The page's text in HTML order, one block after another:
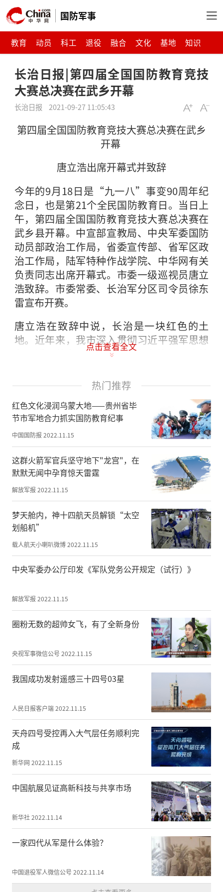
国防军事
教育 动员 科工 退役 融合 文化 基地 知识
长治日报|第四届全国国防教育竞技
大赛总决赛在武乡开幕
长治日报 2021-09-27 11:05:43
第四届全国国防教育竞技大赛总决赛在武乡
开幕
唐立浩出席开幕式并致辞
今年的9月18日是“九一八”事变90周年纪
念日，也是第21个全民国防教育日。当日上
午，第四届全国国防教育竞技大赛总决赛在
武乡县开幕。中宣部宣教局、中央军委国防
动员部政治工作局，省委宣传部、省军区政
治工作局，陆军特种作战学院、中华网有关
负责同志出席开幕式。市委一级巡视员唐立
浩致辞。市委常委、长治军分区司令员徐东
雷宣布开赛。
唐立浩在致辞中说，长治是一块红色的土
地。近年来，我市深入贯彻习近平强军思想
和习近平总书记关于“用好红色资源，赓续
神，牢记习近平总书记视察武乡时提出
的“一定要发扬好太行精神，一定要把《在
太行山上》再唱响”的谆谆教诲，深入挖掘
红色资源，大力弘扬太行精神，传承红色基
因，积极开展以爱国主义为核心的国防教育
和形势战备教育，着力打造具有鲜明特色的
国防教育“长治品牌”。他表示，我市将以
此次比赛为契机，进一步强化政治担当、使
命担当、责任担当，全力支持国防和军队建
设，为国防教育事业高质量发展、实现伟大
的强军梦和中国梦作出新的更大贡献。
本届大赛是今年“永远跟党走”群众性国防
教育活动之一，主题为“迈向强国新征程军
位优势资源打造，是一项国家级权威全民国
防教育竞技品牌赛事。比赛以射击竞技为
主，展示参赛选手个人和团体的综合国防技
能，通过排名赛、淘汰赛等多种形式决出年
度“中华枪王”“花木兰”“中华小枪
王”“小花木兰”等个人优胜选手以及团体
优胜战队。
开幕仪式结束后，与会嘉宾共同参观了武乡
八路军太行纪念馆。
点击查看全文
热门推荐
红色文化浸润乌蒙大地——贵州省毕
节市军地合力抓实国防教育纪事
中国国防报 2022.11.15
这群火箭军官兵坚守地下"龙宫"，在
默默无闻中孕育惊天雷霆
解放军报 2022.11.15
梦天舱内，神十四航天员解锁“太空
划船机”
载人航天小喇叭微博2022.11.15
中央军委办公厅印发《军队党务公开规定（试行）》
解放军报 2022.11.15
圈粉无数的超帅女飞，有了全新身份
央视军事微信公号 2022.11.15
我国成功发射遥感三十四号03星
人民日报客户端2022.11.15
天舟四号受控再入大气层任务顺利完
成
新华网 2022.11.15
中国航展见证高新科技与共享市场
新华社2022.11.14
一家四代从军是什么体验？
中国退役军人微信公号 2022.11.14